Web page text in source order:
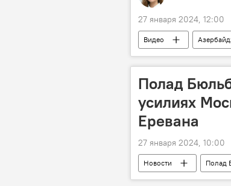
27 января 2024, 12:00
Видео
Великая Отечественная
Полад
усилиях
Еревана
27 января 2024, 10:00
Новости Полад
мирное урегулирование